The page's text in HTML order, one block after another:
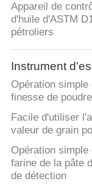
Appareil de
d'huile d'ASTM
pétroliers
Instrument
Opération simple
finesse de
Facile d'utiliser
valeur de grain
Opération simple
farine de la pâte
de détection